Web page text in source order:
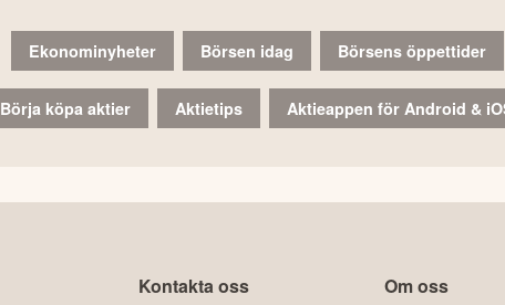
Ekonominyheter Börsen idag Börsens öppettider
Börja köpa aktier Aktietips Aktieappen för Android &
Kontakta oss Om oss